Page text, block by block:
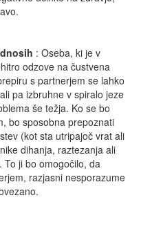
: Oseba, ki je v
odzove na čustvena
s partnerjem se lahko
pa izbruhne v spiralo jeze
še težja. Ko se bo
bo sposobna prepoznati
(kot sta utripajoč vrat ali
dihanja, raztezanja ali
ji bo omogočilo, da
razjasni nesporazume